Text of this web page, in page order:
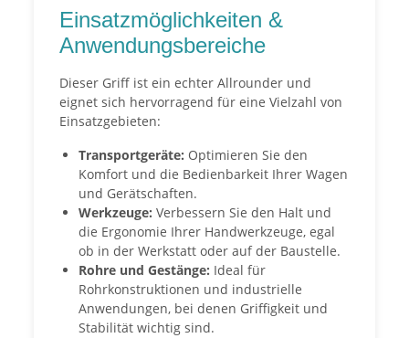
Einsatzmöglichkeiten &
Anwendungsbereiche
Dieser Griff ist ein echter Allrounder und
eignet sich hervorragend für eine Vielzahl von
Einsatzgebieten:
Transportgeräte: Optimieren Sie den
Komfort und die Bedienbarkeit Ihrer Wagen
und Gerätschaften.
Werkzeuge: Verbessern Sie den Halt und
die Ergonomie Ihrer Handwerkzeuge, egal
ob in der Werkstatt oder auf der Baustelle.
Rohre und Gestänge: Ideal für
Rohrkonstruktionen und industrielle
Anwendungen, bei denen Griffigkeit und
Stabilität wichtig sind.